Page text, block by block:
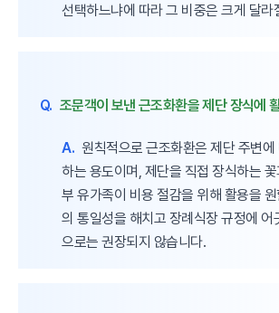
선택하느냐에 따라 그 비중은 크게 달라
Q. 조문객이 보낸 근조화환을 제단 장식에
A. 원칙적으로 근조화환은 제단 주변
하는 용도이며, 제단을 직접 장식하는
부 유가족이 비용 절감을 위해 활용을
의 통일성을 해치고 장례식장 규정에 어
으로는 권장되지 않습니다.